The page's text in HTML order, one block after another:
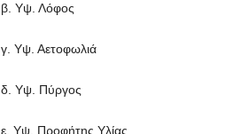
β. Υψ. Λόφος
γ. Υψ. Αετοφωλιά
δ. Υψ. Πύργος
ε. Υψ. Προφήτης Υλίας